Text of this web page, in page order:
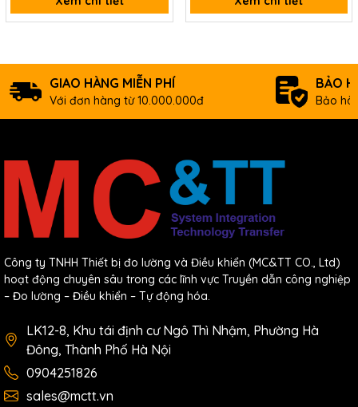
Data sheet
Odering information
GIAO HÀNG MIỄN PHÍ
Với đơn hàng từ 10.000.000đ
BẢO
Bảo
Công ty TNHH Thiết bị đo lường và Điều khiển (MC&TT CO., Ltd)
hoạt động chuyên sâu trong các lĩnh vực Truyền dẫn công nghiệp
– Đo lường – Điều khiển – Tự động hóa.
LK12-8, Khu tái định cư Ngô Thì Nhậm, Phường Hà
Đông, Thành Phố Hà Nội
0904251826
sales@mctt.vn